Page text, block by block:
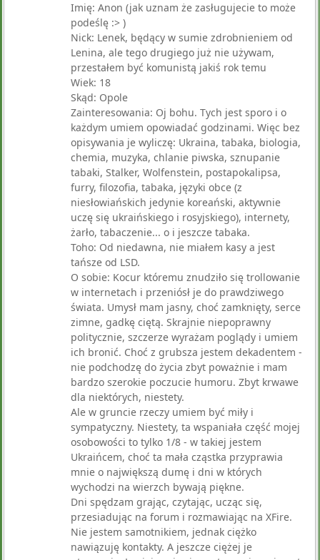
Imię: Anon (jak uznam że zasługujecie to może
podeślę :> )
Nick: Lenek, będący w sumie zdrobnieniem od
Lenina, ale tego drugiego już nie używam,
przestałem być komunistą jakiś rok temu
Wiek: 18
Skąd: Opole
Zainteresowania: Oj bohu. Tych jest sporo i o
każdym umiem opowiadać godzinami. Więc bez
opisywania je wyliczę: Ukraina, tabaka, biologia,
chemia, muzyka, chlanie piwska, sznupanie
tabaki, Stalker, Wolfenstein, postapokalipsa,
furry, filozofia, tabaka, języki obce (z
niesłowiańskich jedynie koreański, aktywnie
uczę się ukraińskiego i rosyjskiego), internety,
żarło, tabaczenie... o i jeszcze tabaka.
Toho: Od niedawna, nie miałem kasy a jest
tańsze od LSD.
O sobie: Kocur któremu znudziło się trollowanie
w internetach i przeniósł je do prawdziwego
świata. Umysł mam jasny, choć zamknięty, serce
zimne, gadkę ciętą. Skrajnie niepoprawny
politycznie, szczerze wyrażam poglądy i umiem
ich bronić. Choć z grubsza jestem dekadentem -
nie podchodzę do życia zbyt poważnie i mam
bardzo szerokie poczucie humoru. Zbyt krwawe
dla niektórych, niestety.
Ale w gruncie rzeczy umiem być miły i
sympatyczny. Niestety, ta wspaniała część mojej
osobowości to tylko 1/8 - w takiej jestem
Ukraińcem, choć ta mała cząstka przyprawia
mnie o największą dumę i dni w których
wychodzi na wierzch bywają piękne.
Dni spędzam grając, czytając, ucząc się,
przesiadując na forum i rozmawiając na XFire.
Nie jestem samotnikiem, jednak ciężko
nawiązuję kontakty. A jeszcze ciężej je